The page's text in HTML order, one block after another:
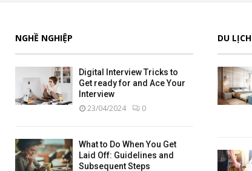
NGHỀ NGHIỆP
Digital Interview Tricks to
Get ready for and Ace Your
Interview
23/04/2024 0
What to Do When You Get
Laid Off: Guidelines and
Subsequent Steps
DU LỊCH